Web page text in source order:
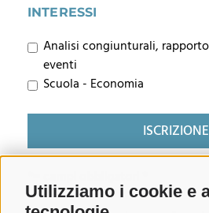
Utilizziamo i cookie e
INTERESSI
Analisi congiunturali,
eventi
Scuola - Economia